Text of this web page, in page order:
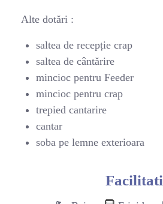
Alte dotări :
saltea de recepție crap
saltea de cântărire
mincioc pentru Feeder
mincioc pentru crap
trepied cantarire
cantar
soba pe lemne exterioara
Facilitati